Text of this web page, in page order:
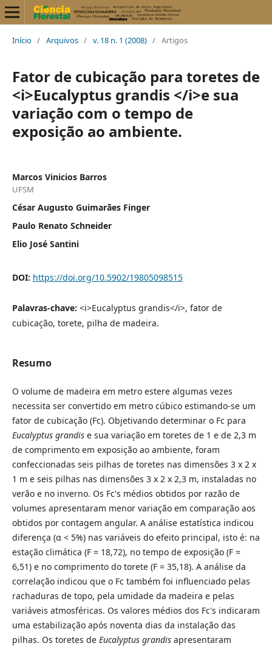
Início / Arquivos / v. 18 n. 1 (2008) / Artigos
Fator de cubicação para toretes de
<i>Eucalyptus grandis </i>e sua
variação com o tempo de
exposição ao ambiente.
Marcos Vinicios Barros
UFSM
César Augusto Guimarães Finger
Paulo Renato Schneider
Elio José Santini
DOI: https://doi.org/10.5902/19805098515
Palavras-chave: <i>Eucalyptus grandis</i>, fator de
cubicação, torete, pilha de madeira.
Resumo
O volume de madeira em metro estere algumas vezes
necessita ser convertido em metro cúbico estimando-se um
fator de cubicação (Fc). Objetivando determinar o Fc para
Eucalyptus grandise sua variação em toretes de 1 e de 2,3 m
de comprimento em exposição ao ambiente, foram
confeccionadas seis pilhas de toretes nas dimensões 3 x 2 x
1 m e seis pilhas nas dimensões 3 x 2 x 2,3 m, instaladas no
verão e no inverno. Os Fc's médios obtidos por razão de
volumes apresentaram menor variação em comparação aos
obtidos por contagem angular. A análise estatística indicou
diferença (α < 5%) nas variáveis do efeito principal, isto é: na
estação climática (F = 18,72), no tempo de exposição (F =
6,51) e no comprimento do torete (F = 35,18). A análise da
correlação indicou que o Fc também foi influenciado pelas
rachaduras de topo, pela umidade da madeira e pelas
variáveis atmosféricas. Os valores médios dos Fc's indicaram
uma estabilização após noventa dias da instalação das
pilhas. Os toretes de Eucalyptus grandisapresentaram